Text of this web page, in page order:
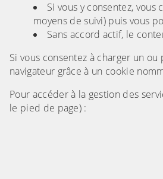
Si vous y consentez,
moyens de suivi) puis vous
Sans accord actif, le
Si vous consentez à charger un
navigateur grâce à un cookie
Pour accéder à la gestion des
le pied de page) :